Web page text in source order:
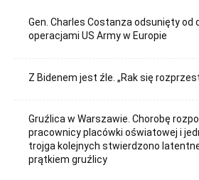
Gen. Charles Costanza odsunięty od
operacjami US Army w Europie
Z Bidenem jest źle. „Rak się
Gruźlica w Warszawie. Chorobę
pracownicy placówki oświatowej i
trojga kolejnych stwierdzono
prątkiem gruźlicy